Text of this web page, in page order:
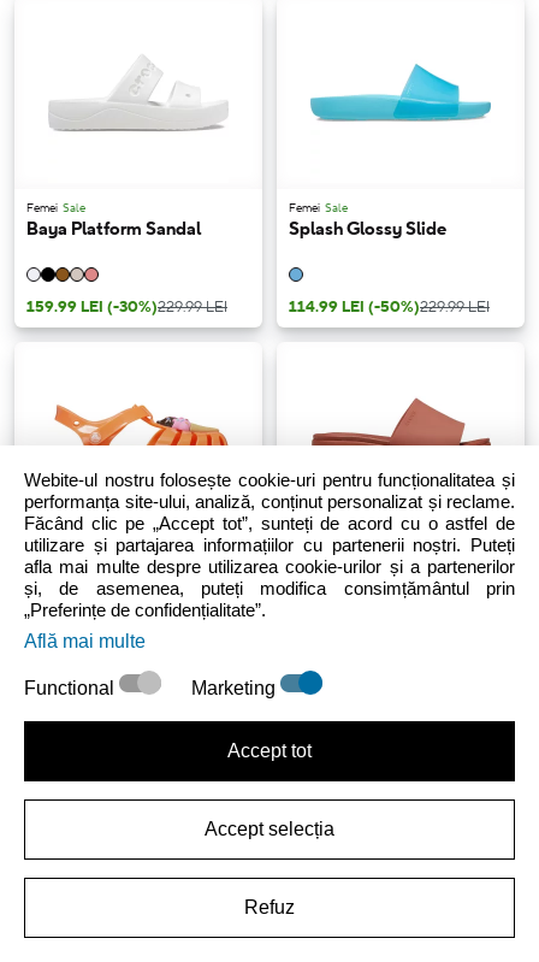
Femei Sale
Baya Platform Sandal
159.99 LEI (-30%)229.99 LEI
Femei Sale
Splash Glossy Slide
114.99 LEI (-50%)229.99 LEI
Unisex Copii Sale Toddler
Toddler Isabella Charm
Sandal
94.99 LEI (-53%)
Femei Sale
Brooklyn Slide
Resort Flip
Sale
Brooklyn Flip
Webite-ul nostru folosește cookie-uri pentru funcționalitatea și
performanța site-ului, analiză, conținut personalizat și reclame.
Făcând clic pe „Accept tot”, sunteți de acord cu o astfel de
utilizare și partajarea informațiilor cu partenerii noștri. Puteți
afla mai multe despre utilizarea cookie-urilor și a partenerilor
și, de asemenea, puteți modifica consimțământul prin
„Preferințe de confidențialitate”.
Află mai multe
Functional Marketing
Accept tot
Accept selecția
Refuz